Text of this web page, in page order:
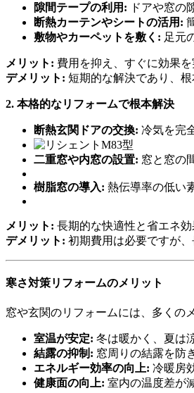
隙間テープの利用: ドアや窓の
断熱カーテンやシートの活用:
敷物やカーペットを敷く: 足元
メリット: 費用を抑え、すぐに効果を
デメリット: 短期的な解決であり、根
2. 本格的なリフォームで根本解決
断熱玄関ドアの交換: 冷気を完
二重窓や内窓の設置: 窓と窓の
樹脂窓の導入: 熱伝導率の低い
メリット: 長期的な快適性と省エネ効
デメリット: 初期費用は必要ですが
寒さ対策リフォームのメリット
窓や玄関のリフォームには、多くの
室温が安定: 冬は暖かく、夏は
結露の抑制: 窓周りの結露を防
エネルギー効率の向上: 冷暖房
健康面の向上: 室内の温度差が